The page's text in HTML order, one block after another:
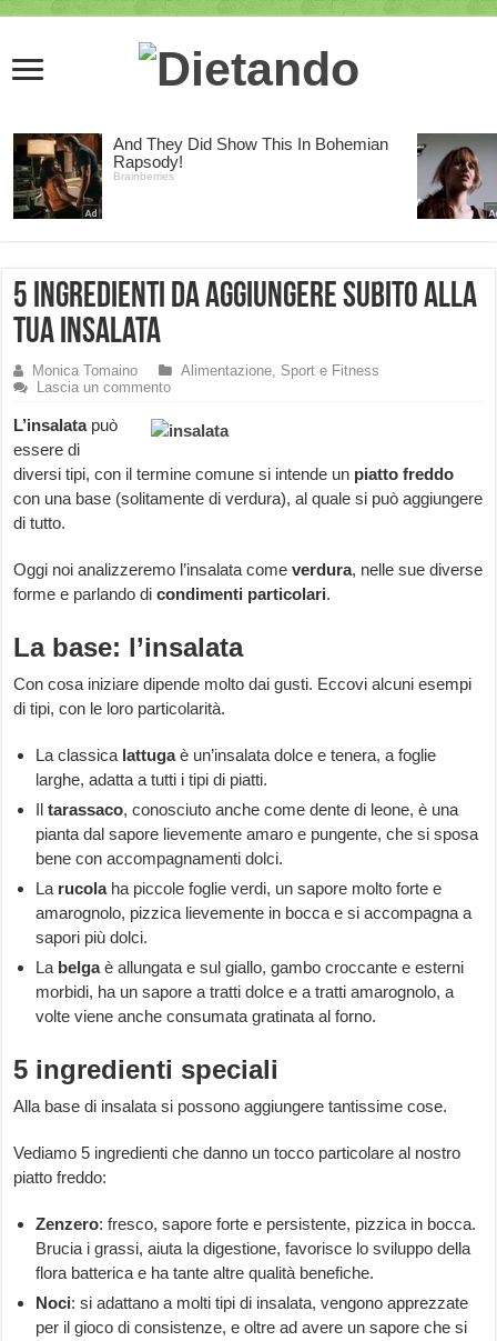
5 ingredienti da aggiungere subito alla
tua insalata
Monica Tomaino
Alimentazione, Sport e Fitness
Lascia un commento
L’insalatapuò
essere di
diversi tipi, con il termine comune si intende un piatto freddo
con una base (solitamente di verdura), al quale si può aggiungere
di tutto.
Oggi noi analizzeremo l’insalata comeverdura, nelle sue diverse
forme e parlando di condimenti particolari.
La base: l’insalata
Con cosa iniziare dipende molto dai gusti. Eccovi alcuni esempi
di tipi, con le loro particolarità.
La classica lattugaè un’insalata dolce e tenera, a foglie
larghe, adatta a tutti i tipi di piatti.
Iltarassaco, conosciuto anche come dente di leone, è una
pianta dal sapore lievemente amaro e pungente, che si sposa
bene con accompagnamenti dolci.
La rucolaha piccole foglie verdi, un sapore molto forte e
amarognolo, pizzica lievemente in bocca e si accompagna a
sapori più dolci.
La belgaè allungata e sul giallo, gambo croccante e esterni
morbidi, ha un sapore a tratti dolce e a tratti amarognolo, a
volte viene anche consumata gratinata al forno.
5 ingredienti speciali
Alla base di insalata si possono aggiungere tantissime cose.
Vediamo 5 ingredienti che danno un tocco particolare al nostro
piatto freddo:
Zenzero: fresco, sapore forte e persistente, pizzica in bocca.
Brucia i grassi, aiuta la digestione, favorisce lo sviluppo della
flora batterica e ha tante altre qualità benefiche.
Noci: si adattano a molti tipi di insalata, vengono apprezzate
per il gioco di consistenze, e oltre ad avere un sapore che si